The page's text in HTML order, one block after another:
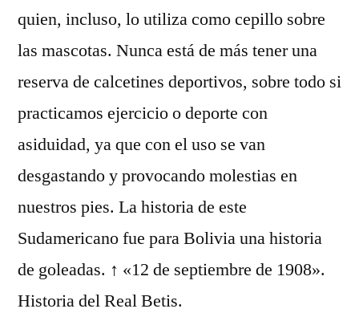
quien, incluso, lo utiliza como cepillo sobre
las mascotas. Nunca está de más tener una
reserva de calcetines deportivos, sobre todo si
practicamos ejercicio o deporte con
asiduidad, ya que con el uso se van
desgastando y provocando molestias en
nuestros pies. La historia de este
Sudamericano fue para Bolivia una historia
de goleadas. ↑ «12 de septiembre de 1908».
Historia del Real Betis.